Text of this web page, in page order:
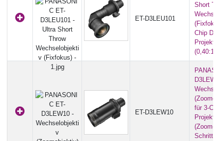
ET-D3LEU101
Short
Chip
(0,40:1)
ET-D3LEW10
für 3-
(Zoom-